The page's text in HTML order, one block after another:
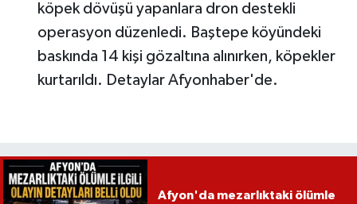
köpek dövüşü yapanlara dron destekli
operasyon düzenledi. Baştepe köyündeki
baskında 14 kişi gözaltına alınırken, köpekler
kurtarıldı. Detaylar Afyonhaber'de.
Afyon'da mezarlıktaki ölümle